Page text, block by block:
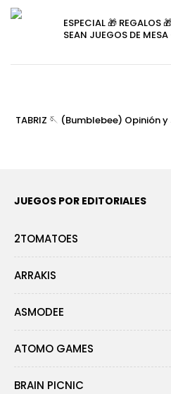
ESPECIAL 🎁 REGALOS
SEAN JUEGOS DE
TABRIZ 🪡 (Bumblebee) Opinión
JUEGOS POR EDITORIALES
2TOMATOES
ARRAKIS
ASMODEE
ATOMO GAMES
BRAIN PICNIC